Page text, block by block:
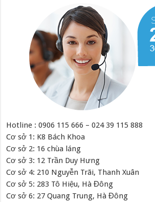
Hotline : 0906 115 666 – 024 39 115 888
Cơ sở 1: K8 Bách Khoa
Cơ sở 2: 16 chùa láng
Cơ sở 3: 12 Trần Duy Hưng
Cơ sở 4: 210 Nguyễn Trãi, Thanh Xuân
Cơ sở 5: 283 Tô Hiệu, Hà Đông
Cơ sở 6: 27 Quang Trung, Hà Đông